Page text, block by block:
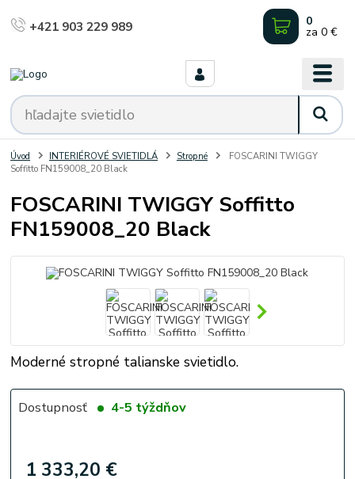
+421 903 229 989 0
za 0 €
Úvod INTERIÉROVÉ SVIETIDLÁ Stropné
FOSCARINI TWIGGY
Soffitto FN159008_20 Black
FOSCARINI TWIGGY Soffitto
FN159008_20 Black
Moderné stropné talianske svietidlo.
Dostupnosť 4-5 týždňov
1 333,20 €